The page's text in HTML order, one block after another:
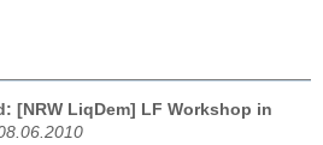
[NRW LiqDem] LF Workshop in